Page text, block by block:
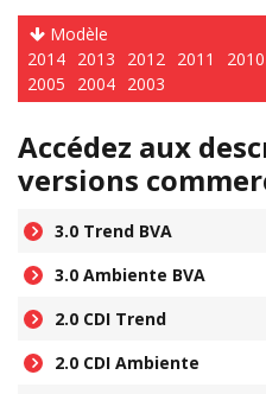
Modèle
2014 2013 2012 2011 2010
2005
2004 2003
Accédez aux
versions
3.0 Trend BVA
3.0 Ambiente BVA
2.0 CDI Trend
2.0 CDI Ambiente